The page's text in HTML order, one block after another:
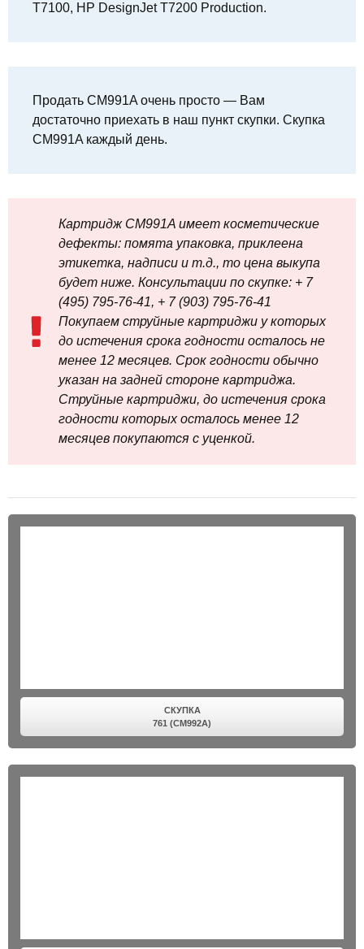
T7100, HP DesignJet T7200 Production.
Продать CM991A очень просто — Вам
достаточно приехать в наш пункт скупки. Скупка
CM991A каждый день.
Картридж CM991A имеет косметические
дефекты: помята упаковка, приклеена
этикетка, надписи и т.д., то цена выкупа
будет ниже. Консультации по скупке: + 7
(495) 795-76-41, + 7 (903) 795-76-41
Покупаем струйные картриджи у которых
до истечения срока годности осталось не
менее 12 месяцев. Срок годности обычно
указан на задней стороне картриджа.
Струйные картриджи, до истечения срока
годности которых осталось менее 12
месяцев покупаются с уценкой.
СКУПКА
761 (CM992A)